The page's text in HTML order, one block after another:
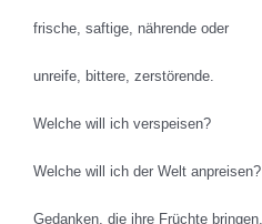
frische, saftige, nährende oder
unreife, bittere, zerstörende.
Welche will ich verspeisen?
Welche will ich der Welt anpreisen?
Gedanken, die ihre Früchte bringen,